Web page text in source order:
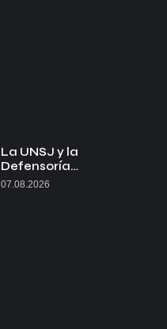
La UNSJ y la
Defensoría…
07.08.2026